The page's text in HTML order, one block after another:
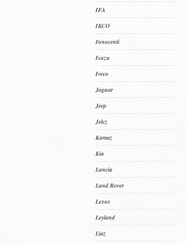
IFA
IKCO
Innocenti
Isuzu
Iveco
Jaguar
Jeep
Jelcz
Kamaz
Kia
Lancia
Land Rover
Lexus
Leyland
Liaz